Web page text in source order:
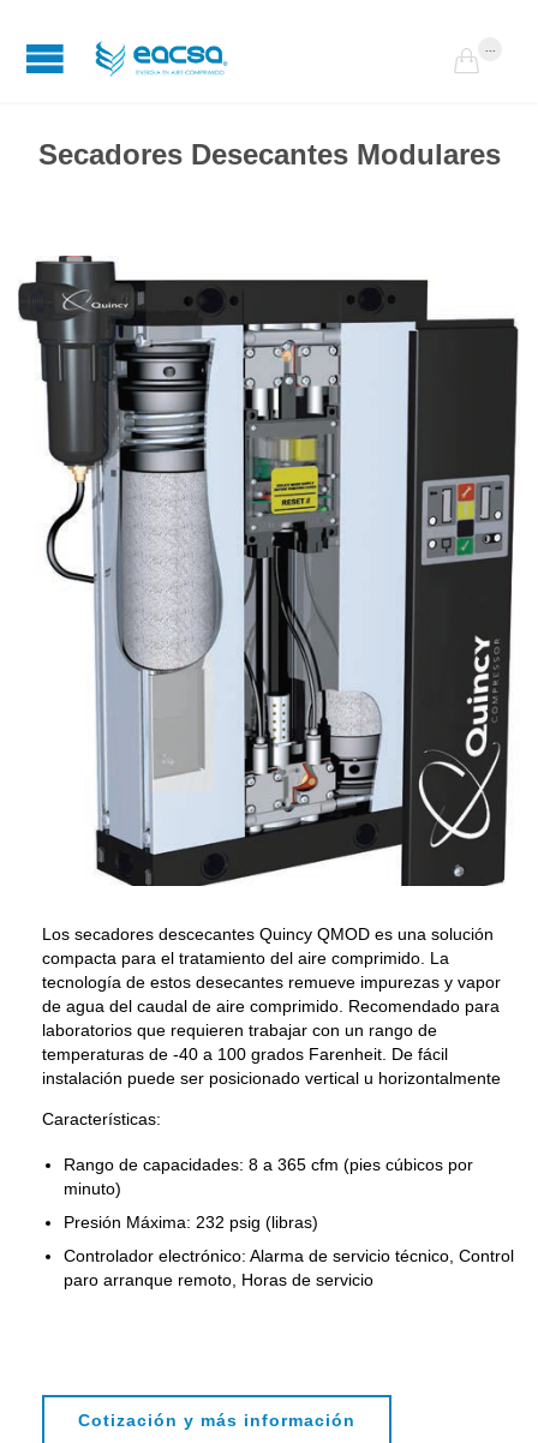

Secadores Desecantes Modulares
Los secadores descecantes Quincy QMOD es una solución
compacta para el tratamiento del aire comprimido. La
tecnología de estos desecantes remueve impurezas y vapor
de agua del caudal de aire comprimido. Recomendado para
laboratorios que requieren trabajar con un rango de
temperaturas de -40 a 100 grados Farenheit. De fácil
instalación puede ser posicionado vertical u horizontalmente
Características:
Rango de capacidades: 8 a 365 cfm (pies cúbicos por
minuto)
Presión Máxima: 232 psig (libras)
Controlador electrónico: Alarma de servicio técnico, Control
paro arranque remoto, Horas de servicio
Cotización y más información